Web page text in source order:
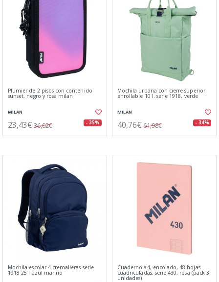
Plumier de 2 pisos con contenido
sunset, negro y rosa milan
MILAN
23,43€ 36,02€ - 35%
Mochila urbana con cierre superior
enrollable 10 l. serie 1918, verde
MILAN
40,76€ 61,98€ - 34%
Mochila escolar 4 cremalleras serie
1918 25 l azul marino
Cuaderno a4, encolado, 48 hojas
cuadriculadas, serie 430, rosa (pack 3
unidades)